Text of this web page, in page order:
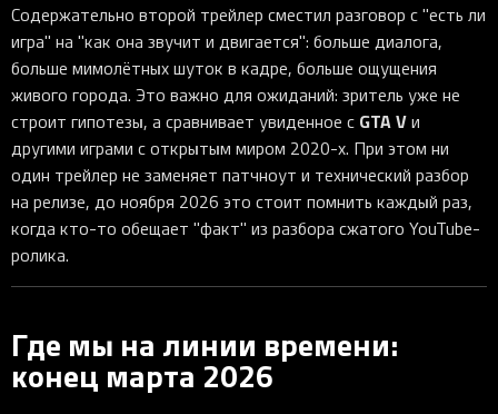
Содержательно второй трейлер сместил разговор с "есть ли
игра" на "как она звучит и двигается": больше диалога,
больше мимолётных шуток в кадре, больше ощущения
живого города. Это важно для ожиданий: зритель уже не
строит гипотезы, а сравнивает увиденное с GTA Vи
другими играми с открытым миром 2020-х. При этом ни
один трейлер не заменяет патчноут и технический разбор
на релизе, до ноября 2026 это стоит помнить каждый раз,
когда кто-то обещает "факт" из разбора сжатого YouTube-
ролика.
Где мы на линии времени:
конец марта 2026